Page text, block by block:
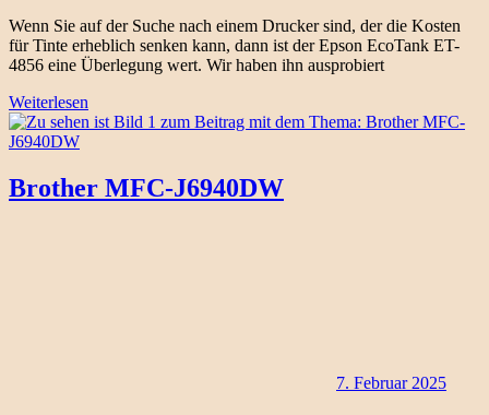
Wenn Sie auf der Suche nach einem Drucker sind, der die Kosten
für Tinte erheblich senken kann, dann ist der Epson EcoTank ET-
4856 eine Überlegung wert. Wir haben ihn ausprobiert
Weiterlesen
Brother MFC-J6940DW
7. Februar 2025